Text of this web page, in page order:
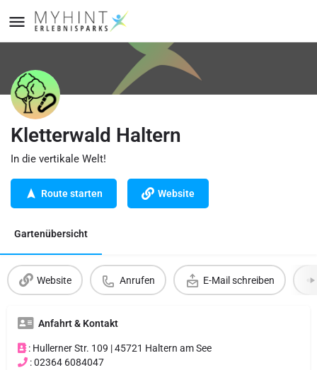
Kletterwald Haltern
In die vertikale Welt!
Route starten Website
Gartenübersicht
Website Anrufen E-Mail schreiben
Anfahrt & Kontakt
: Hullerner Str. 109 | 45721 Haltern am See
: 02364 6084047